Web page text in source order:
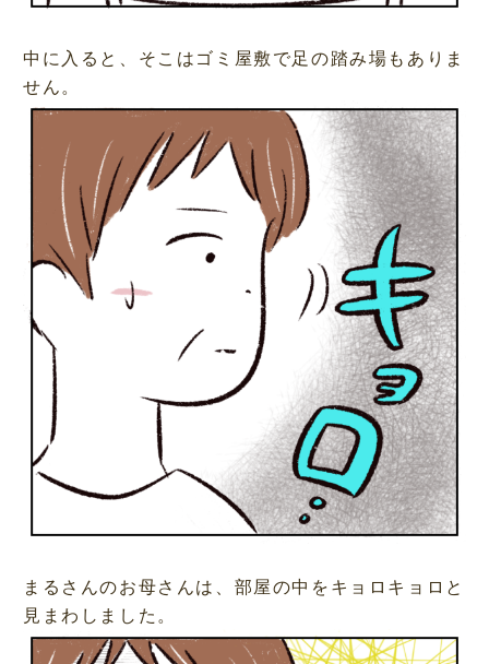
中に入ると、そこはゴミ屋敷で足の踏み場もありま
せん。
まるさんのお母さんは、部屋の中をキョロキョロと
見まわしました。